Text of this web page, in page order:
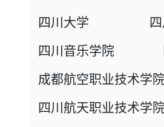
四川大学 四川
四川音乐学院 四
成都航空职业技术
四川航天职业技术